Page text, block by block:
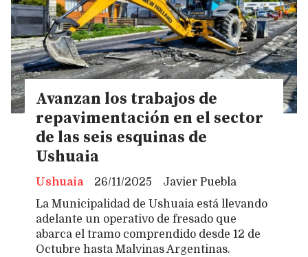
Avanzan los trabajos de
repavimentación en el sector
de las seis esquinas de
Ushuaia
Javier Puebla
Ushuaia
26/11/2025
La Municipalidad de Ushuaia está llevando
adelante un operativo de fresado que
abarca el tramo comprendido desde 12 de
Octubre hasta Malvinas Argentinas.